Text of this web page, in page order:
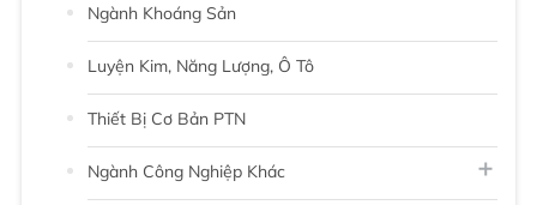
Ngành Khoáng Sản
Luyện Kim, Năng Lượng, Ô Tô
Thiết Bị Cơ Bản PTN
Ngành Công Nghiệp Khác